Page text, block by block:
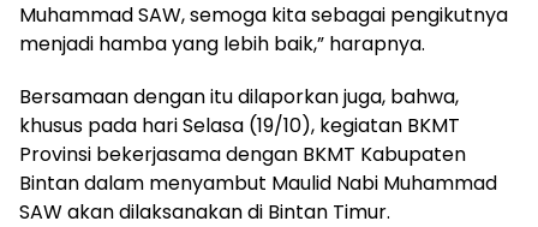
Muhammad SAW, semoga kita sebagai pengikutnya
menjadi hamba yang lebih baik,” harapnya.
Bersamaan dengan itu dilaporkan juga, bahwa,
khusus pada hari Selasa (19/10), kegiatan BKMT
Provinsi bekerjasama dengan BKMT Kabupaten
Bintan dalam menyambut Maulid Nabi Muhammad
SAW akan dilaksanakan di Bintan Timur.